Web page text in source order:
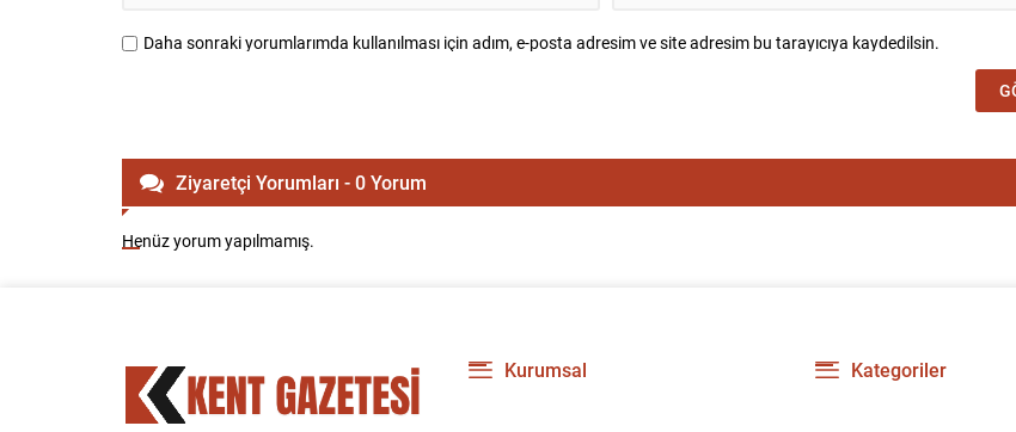
Daha sonraki yorumlarımda kullanılması için adım, e-posta adresim ve site adresim bu tarayıcıya kaydedilsin.
Ziyaretçi Yorumları - 0 Yorum
Henüz yorum yapılmamış.
Kurumsal Kategoriler